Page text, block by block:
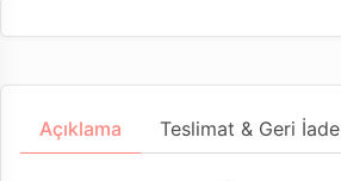
Açıklama Teslimat & Geri İade